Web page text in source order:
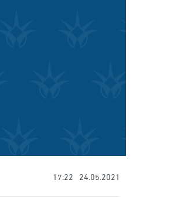
24.05.2021
17:22